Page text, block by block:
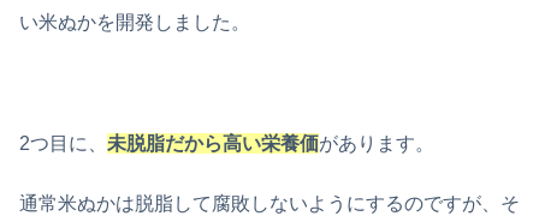
い米ぬかを開発しました。
2つ目に、 未脱脂だから高い栄養価があります。
通常米ぬかは脱脂して腐敗しないようにするのですが、そ